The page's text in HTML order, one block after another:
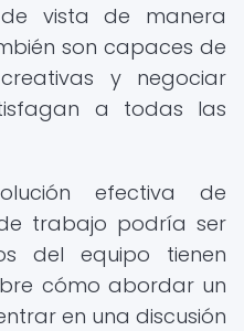
vista de manera
son capaces de
y negociar
a todas las
efectiva de
trabajo podría ser
del equipo tienen
cómo abordar un
en una discusión